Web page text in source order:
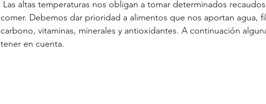
comer. Debemos dar prioridad a alimentos que nos aportan agua,
carbono, vitaminas, minerales y antioxidantes. A continuación
tener en cuenta.